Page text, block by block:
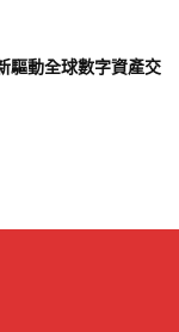
驅動全球數字資產交